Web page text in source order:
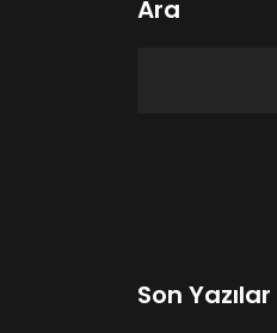
Ara
Son Yazılar